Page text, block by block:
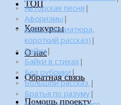
ТОП
Конкурсы
О нас
Обратная связь
Помощь проекту
Авторская песня |
Афоризмы |
Байка (миниатюра,
короткий рассказ) |
Байки|
Байки в стихах |
Без рубрики |
Большой рассказ. |
Братья по разуму|